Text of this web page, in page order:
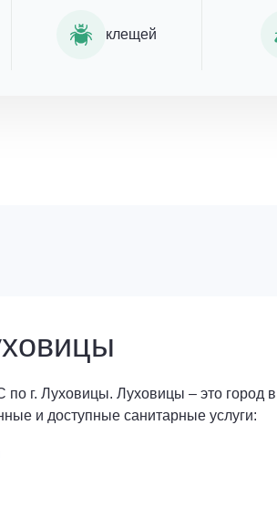
клещей
г. Луховицы. Луховицы – это город
и доступные санитарные услуги: